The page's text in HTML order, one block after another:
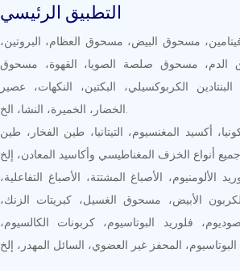
التطبيق الرئيسي
فيتامين، مسحوق البيض، مسحوق العظام، البروتين،
مسحوق صلصة الصويا، القهوة، مسحوق
الكربوكسيلي، البكتين، النكهات، عصير
أكسيد المغنسيوم، التيتانيا، طين الفخار، طين
الألومنيوم، الأصباغ المشتتة، الأصباغ التفاعلية،
الأبيض، مسحوق الغسيل، كبريتات الزنك،
فلوريد البوتاسيوم، كربونات الكالسيوم،